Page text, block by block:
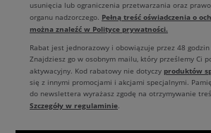
usunięcia lub ograniczenia przetwarzania oraz
organu nadzorczego. Pełną treść oświadczenia o
można znaleźć w Polityce prywatności.
Rabat jest jednorazowy i obowiązuje przez 48
Znajdziesz go w osobnym mailu, który prześlemy Ci
aktywacyjny. Kod rabatowy nie dotyczy produktów
się z innymi promocjami i akcjami specjalnymi.
do newslettera wyrażasz zgodę na otrzymywanie
Szczegóły w regulaminie.